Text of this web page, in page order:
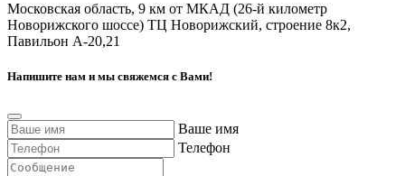
Московская область, 9 км от МКАД (26-й километр
Новорижского шоссе) ТЦ Новорижский, строение 8к2,
Павильон А-20,21
Напишите нам и мы свяжемся с Вами!
Ваше имя
Телефон